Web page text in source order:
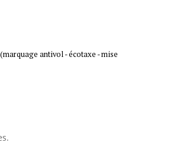
antivol - écotaxe - mise